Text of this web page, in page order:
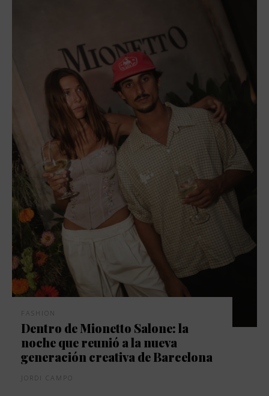
FASHION
Dentro de Mionetto Salone: la
noche que reunió a la nueva
generación creativa de Barcelona
JORDI CAMPO